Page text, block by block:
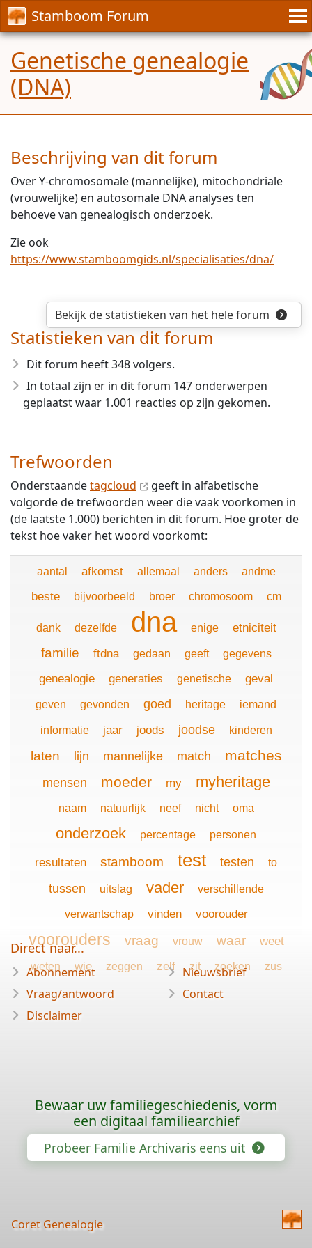
Stamboom Forum
Genetische genealogie
(DNA)
Beschrijving van dit forum
Over Y-chromosomale (mannelijke), mitochondriale
(vrouwelijke) en autosomale DNA analyses ten
behoeve van genealogisch onderzoek.
Zie ook
https://www.stamboomgids.nl/specialisaties/dna/
Bekijk de statistieken van het hele forum
Statistieken van dit forum
Dit forum heeft 348 volgers.
In totaal zijn er in dit forum 147 onderwerpen
geplaatst waar 1.001 reacties op zijn gekomen.
Trefwoorden
Onderstaandetagcloud
geeft in alfabetische
volgorde de trefwoorden weer die vaak voorkomen in
(de laatste 1.000) berichten in dit forum. Hoe groter de
tekst hoe vaker het woord voorkomt:
aantal afkomst allemaal anders andme
beste bijvoorbeeld broer chromosoom cm
dank dezelfde dna enige etniciteit
familie ftdna gedaan geeft gegevens
genealogie generaties genetische geval
geven gevonden goed heritage iemand
informatie jaar joods joodse kinderen
laten lijn mannelijke match matches
mensen moeder my myheritage
naam natuurlijk neef nicht oma
onderzoek percentage personen
resultaten stamboom test testen to
tussen uitslag vader verschillende
verwantschap vinden voorouder
voorouders vraag vrouw waar weet
weten wie zeggen zelf zit zoeken zus
Direct naar...
Abonnement
Vraag/antwoord
Disclaimer
Nieuwsbrief
Contact
Bewaar uw familiegeschiedenis, vorm
een digitaal familiearchief
Probeer Familie Archivaris eens uit
Coret Genealogie